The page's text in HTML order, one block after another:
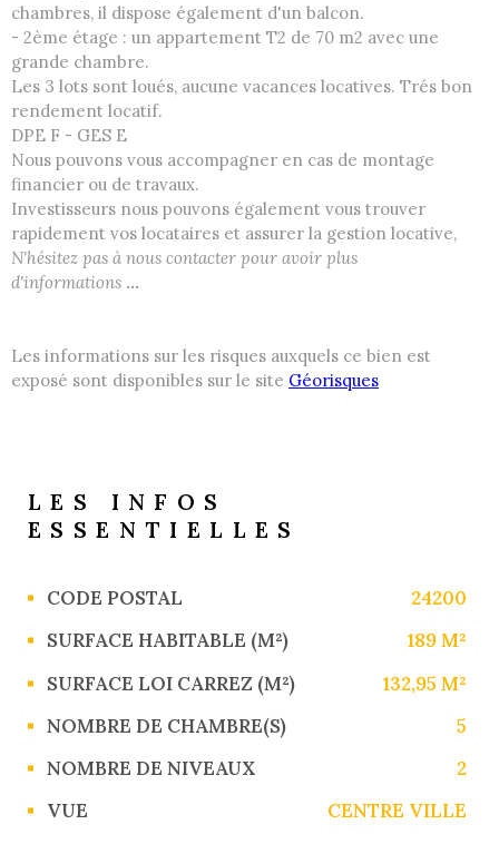
chambres, il dispose également d'un balcon.
- 2ème étage : un appartement T2 de 70 m2 avec une
grande chambre.
Les 3 lots sont loués, aucune vacances locatives. Trés bon
rendement locatif.
DPE F - GES E
Nous pouvons vous accompagner en cas de montage
financier ou de travaux.
Investisseurs nous pouvons également vous trouver
rapidement vos locataires et assurer la gestion locative,
N'hésitez pas à nous contacter pour avoir plus
d'informations ...
Les informations sur les risques auxquels ce bien est
exposé sont disponibles sur le site Géorisques
LES INFOS
ESSENTIELLES
Caractérisque Valeurs
CODE POSTAL
24200
SURFACE HABITABLE (M²)
189 M²
SURFACE LOI CARREZ (M²)
132,95 M²
NOMBRE DE CHAMBRE(S)
5
NOMBRE DE NIVEAUX
2
VUE
CENTRE VILLE